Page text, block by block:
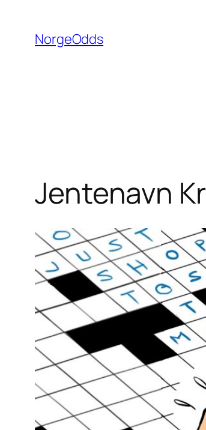
innhold
NorgeOdds
Jentenavn